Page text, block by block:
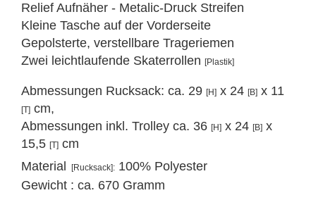
Relief Aufnäher - Metalic-Druck Streifen
Kleine Tasche auf der Vorderseite
Gepolsterte, verstellbare Trageriemen
Zwei leichtlaufende Skaterrollen [Plastik]
Abmessungen Rucksack: ca. 29 [H] x 24 [B] x 11
[T] cm,
Abmessungen inkl. Trolley ca. 36 [H] x 24 [B] x
15,5 [T] cm​
Material
[Rucksack]: 100% Polyester
Gewicht : ca. 670 Gramm